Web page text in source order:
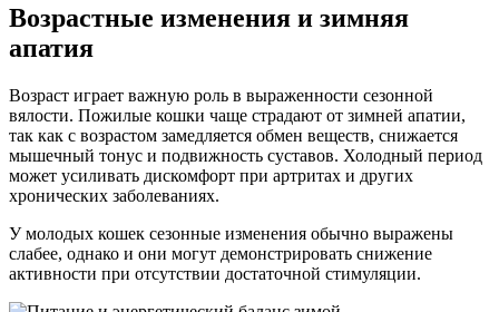
Возрастные изменения и зимняя
апатия
Возраст играет важную роль в выраженности сезонной
вялости. Пожилые кошки чаще страдают от зимней апатии,
так как с возрастом замедляется обмен веществ, снижается
мышечный тонус и подвижность суставов. Холодный период
может усиливать дискомфорт при артритах и других
хронических заболеваниях.
У молодых кошек сезонные изменения обычно выражены
слабее, однако и они могут демонстрировать снижение
активности при отсутствии достаточной стимуляции.